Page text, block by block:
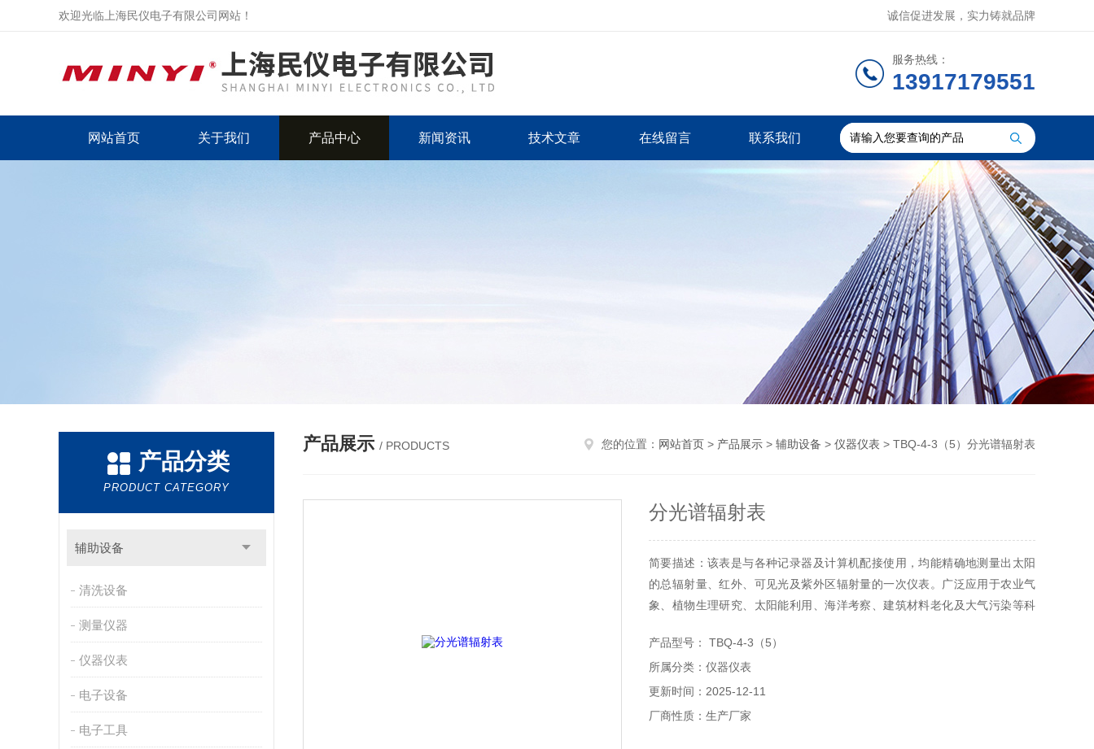
欢迎光临上海民仪电子有限公司网站！ 诚信促进发展，实力铸就品牌
服务热线：
13917179551
网站首页 关于我们 产品中心 新闻资讯 技术文章 在线留言 联系我们
产品分类
PRODUCT CATEGORY
辅助设备
清洗设备
测量仪器
仪器仪表
电子设备
电子工具
产品展示 / PRODUCTS 您的位置： 网站首页 > 产品展示 > 辅助设备 > 仪器仪表 > TBQ-4-3（5）分光谱辐射表
分光谱辐射表
简要描述：该表是与各种记录器及计算机配接使用，均能精确地测量出太阳
的总辐射量、红外、可见光及紫外区辐射量的一次仪表。广泛应用于农业气
象、植物生理研究、太阳能利用、海洋考察、建筑材料老化及大气污染等科
产品型号： TBQ-4-3（5）
所属分类：仪器仪表
更新时间：2025-12-11
厂商性质：生产厂家